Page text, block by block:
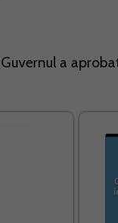
a